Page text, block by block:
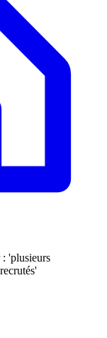
: 'plusieurs